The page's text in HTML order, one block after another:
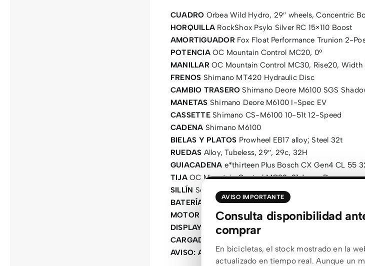
CUADRO Orbea Wild Hydro, 29″ wheels, Concentric
HORQUILLA RockShox Psylo Silver RC 15×110 Boost
AMORTIGUADOR Fox Float Performance Trunion 2-
POTENCIAOC Mountain Control MC20, 0º
MANILLAR OC Mountain Control MC30, Rise20,
FRENOS Shimano MT420 Hydraulic Disc
CAMBIO TRASERO Shimano Deore M6100 SGS
MANETAS Shimano Deore M6100 I-Spec EV
CASSETTEShimano CS-M6100 10-51t 12-Speed
CADENA Shimano M6100
BIELAS Y PLATOS Prowheel EB17 alloy; Steel 32t
RUEDAS Alloy, Tubeless, 29″, 29c, 32H
GUIACADENA e*thirteen Plus Bosch CX Gen4 CL 55
TIJAOC Mountain Control MC22, 31.6mm, Dropper
SILLÍN Selle Royal Vivo Sport Men 145 x 269mm
BATERÍA
BOSCH Powertube 600Wh Horizontal
MOTOR BOSCH Performance Line CX BDU3840
DISPLAY
BOSCH System Controller BRC3100
CARGADOR
AVISO: Algunos componentes pueden sufrir cambios
AVISO IMPORTANTE
Consulta disponibilidad
comprar
En bicicletas, el stock mostrado en la
actualizado en tiempo real. Aunque un